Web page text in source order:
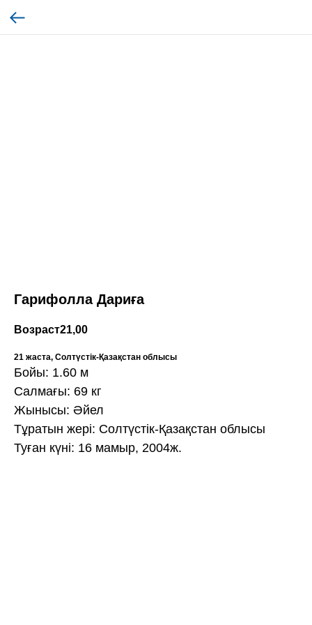
Гарифолла Дариға
Возраст21,00
21 жаста, Солтүстік-Қазақстан облысы
Бойы: 1.60 м
Салмағы: 69 кг
Жынысы: Әйел
Тұратын жері: Солтүстік-Қазақстан облысы
Туған күні: 16 мамыр, 2004ж.